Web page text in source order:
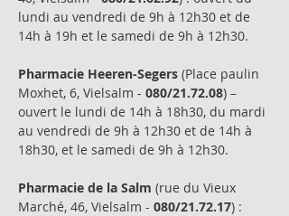
lundi au vendredi de 9h à 12h30 et de
14h à 19h et le samedi de 9h à 12h30.
Pharmacie Heeren-Segers (Place paulin
Moxhet, 6, Vielsalm - 080/21.72.08) –
ouvert le lundi de 14h à 18h30, du mardi
au vendredi de 9h à 12h30 et de 14h à
18h30, et le samedi de 9h à 12h30.
Pharmacie de la Salm (rue du Vieux
Marché, 46, Vielsalm - 080/21.72.17) :